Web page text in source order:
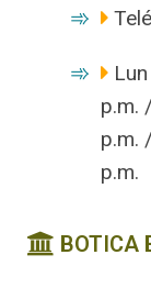
p.m.
p.m.
p.m.
BOTICA